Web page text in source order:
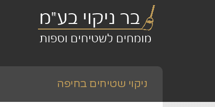
ניקוי שטיחים בחיפה